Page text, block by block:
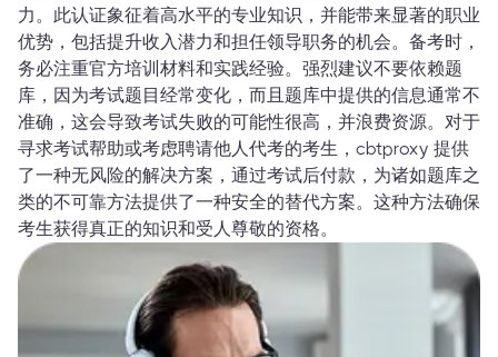
力。此认证象征着高水平的专业知识，并能带来显著的职业
优势，包括提升收入潜力和担任领导职务的机会。备考时，
务必注重官方培训材料和实践经验。强烈建议不要依赖题
库，因为考试题目经常变化，而且题库中提供的信息通常不
准确，这会导致考试失败的可能性很高，并浪费资源。对于
寻求考试帮助或考虑聘请他人代考的考生，cbtproxy 提供
了一种无风险的解决方案，通过考试后付款，为诸如题库之
类的不可靠方法提供了一种安全的替代方案。这种方法确保
考生获得真正的知识和受人尊敬的资格。